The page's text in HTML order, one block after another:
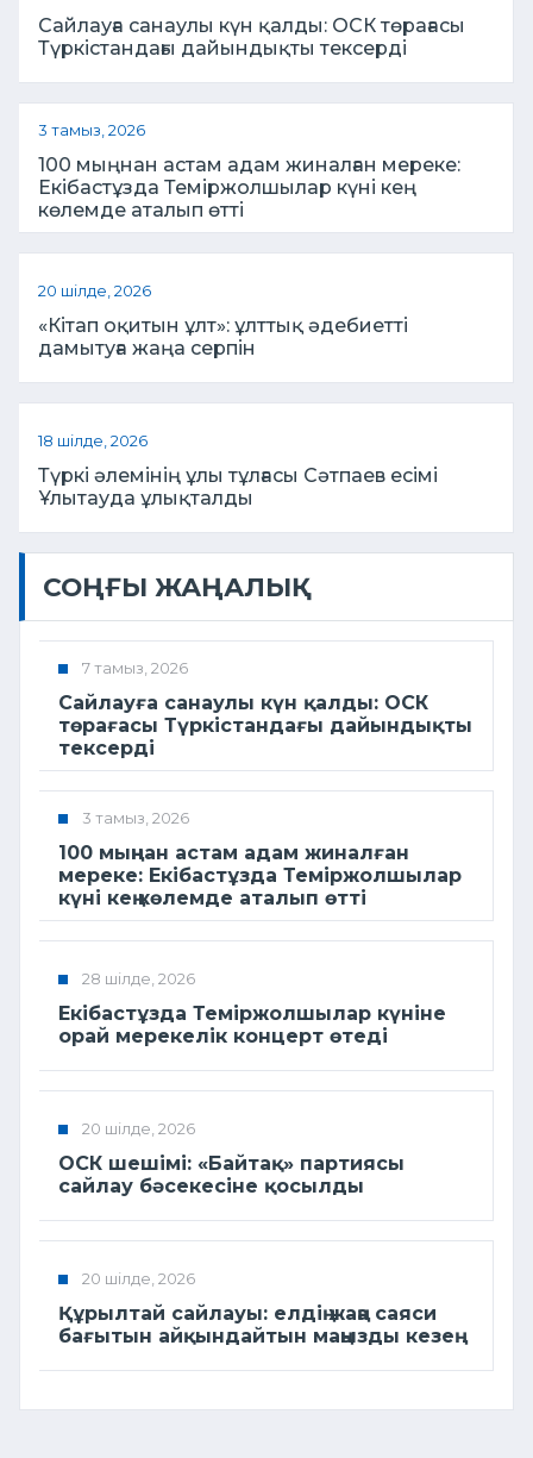
Сайлауға санаулы күн қалды: ОСК төрағасы
Түркістандағы дайындықты тексерді
3 тамыз, 2026
100 мыңнан астам адам жиналған мереке:
Екібастұзда Теміржолшылар күні кең
көлемде аталып өтті
20 шілде, 2026
«Кітап оқитын ұлт»: ұлттық әдебиетті
дамытуға жаңа серпін
18 шілде, 2026
Түркі әлемінің ұлы тұлғасы Сәтпаев есімі
Ұлытауда ұлықталды
СОҢҒЫ ЖАҢАЛЫҚ
7 тамыз, 2026
Сайлауға санаулы күн қалды: ОСК
төрағасы Түркістандағы дайындықты
тексерді
3 тамыз, 2026
100 мыңнан астам адам жиналған
мереке: Екібастұзда Теміржолшылар
күні кең көлемде аталып өтті
28 шілде, 2026
Екібастұзда Теміржолшылар күніне
орай мерекелік концерт өтеді
20 шілде, 2026
ОСК шешімі: «Байтақ» партиясы
сайлау бәсекесіне қосылды
20 шілде, 2026
Құрылтай сайлауы: елдің жаңа саяси
бағытын айқындайтын маңызды кезең